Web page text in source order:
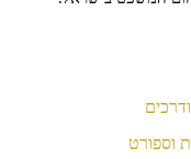
וספורט